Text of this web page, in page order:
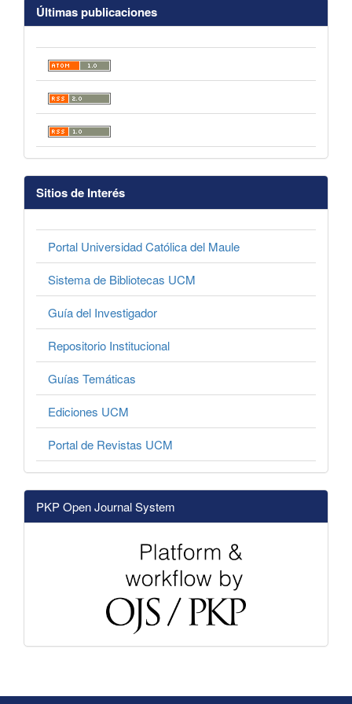
Últimas publicaciones
Sitios de Interés
Portal Universidad Católica del Maule
Sistema de Bibliotecas UCM
Guía del Investigador
Repositorio Institucional
Guías Temáticas
Ediciones UCM
Portal de Revistas UCM
PKP Open Journal System